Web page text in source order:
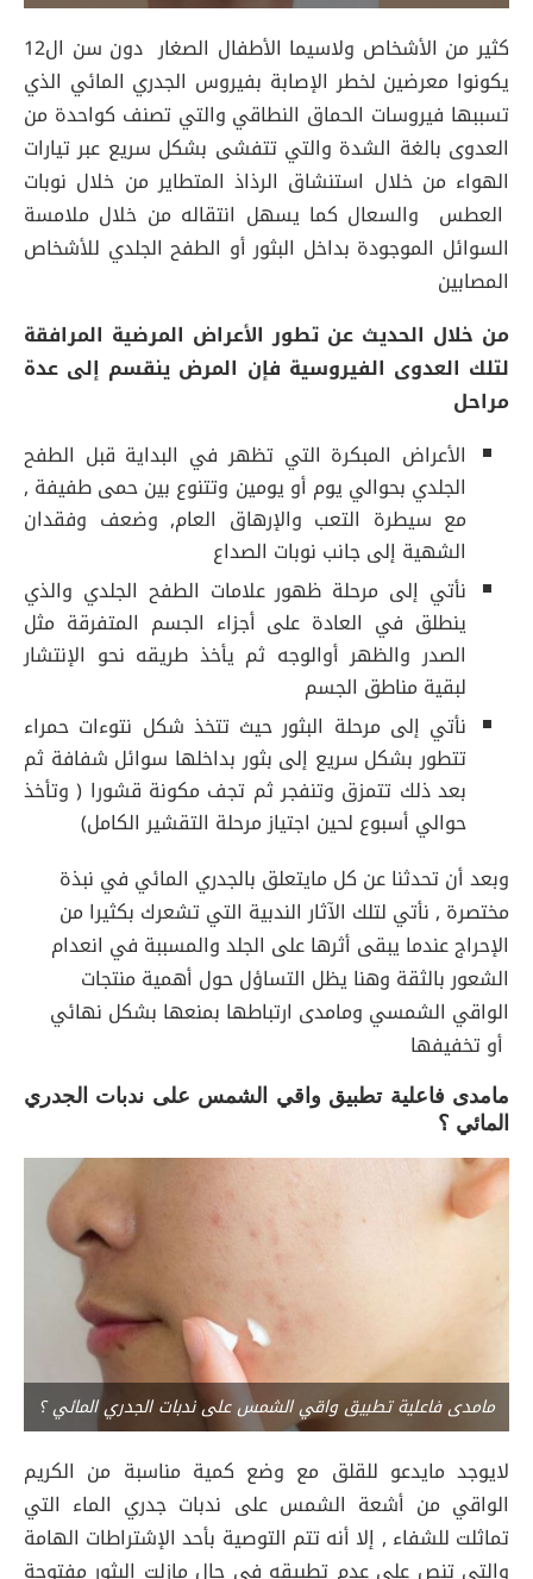
كثير من الأشخاص ولاسيما الأطفال الصغار دون سن ال12
يكونوا معرضين لخطر الإصابة بفيروس الجدري المائي الذي
تسببها فيروسات الحماق النطاقي والتي تصنف كواحدة من
العدوى بالغة الشدة والتي تتفشى بشكل سريع عبر تيارات
الهواء من خلال استنشاق الرذاذ المتطاير من خلال نوبات
العطس والسعال كما يسهل انتقاله من خلال ملامسة
السوائل الموجودة بداخل البثور أو الطفح الجلدي للأشخاص
المصابين
من خلال الحديث عن تطور الأعراض المرضية المرافقة
لتلك العدوى الفيروسية فإن المرض ينقسم إلى عدة
مراحل
الأعراض المبكرة التي تظهر في البداية قبل الطفح
الجلدي بحوالي يوم أو يومين وتتنوع بين حمى طفيفة ,
مع سيطرة التعب والإرهاق العام, وضعف وفقدان
الشهية إلى جانب نوبات الصداع
نأتي إلى مرحلة ظهور علامات الطفح الجلدي والذي
ينطلق في العادة على أجزاء الجسم المتفرقة مثل
الصدر والظهر أوالوجه ثم يأخذ طريقه نحو الإنتشار
لبقية مناطق الجسم
نأتي إلى مرحلة البثور حيث تتخذ شكل نتوءات حمراء
تتطور بشكل سريع إلى بثور بداخلها سوائل شفافة ثم
بعد ذلك تتمزق وتنفجر ثم تجف مكونة قشورا ( وتأخذ
حوالي أسبوع لحين اجتياز مرحلة التقشير الكامل)
وبعد أن تحدثنا عن كل مايتعلق بالجدري المائي في نبذة
مختصرة , نأتي لتلك الآثار الندبية التي تشعرك بكثيرا من
الإحراج عندما يبقى أثرها على الجلد والمسببة في انعدام
الشعور بالثقة وهنا يظل التساؤل حول أهمية منتجات
الواقي الشمسي ومامدى ارتباطها بمنعها بشكل نهائي
أو تخفيفها
مامدى فاعلية تطبيق واقي الشمس على ندبات الجدري
المائي ؟
مامدى فاعلية تطبيق واقي الشمس على ندبات الجدري المائي ؟
لايوجد مايدعو للقلق مع وضع كمية مناسبة من الكريم
الواقي من أشعة الشمس على ندبات جدري الماء التي
تماثلت للشفاء , إلا أنه تتم التوصية بأحد الإشتراطات الهامة
والتي تنص على عدم تطبيقه في حال مازلت البثور مفتوحة